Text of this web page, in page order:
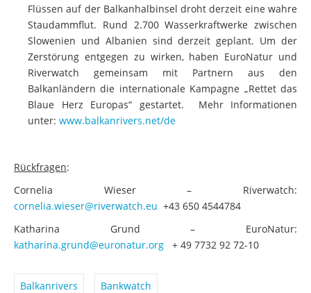
Flüssen auf der Balkanhalbinsel droht derzeit eine wahre
Staudammflut. Rund 2.700 Wasserkraftwerke zwischen
Slowenien und Albanien sind derzeit geplant. Um der
Zerstörung entgegen zu wirken, haben EuroNatur und
Riverwatch gemeinsam mit Partnern aus den
Balkanländern die internationale Kampagne „Rettet das
Blaue Herz Europas“ gestartet. Mehr Informationen
unter: www.balkanrivers.net/de
Rückfragen:
Cornelia Wieser – Riverwatch:
cornelia.wieser@riverwatch.eu +43 650 4544784
Katharina Grund – EuroNatur:
katharina.grund@euronatur.org + 49 7732 92 72-10
Balkanrivers Bankwatch